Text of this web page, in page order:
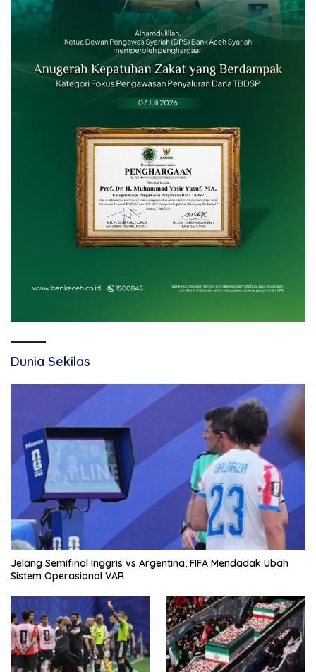
Dunia Sekilas
Jelang Semifinal Inggris vs Argentina, FIFA Mendadak Ubah
Sistem Operasional VAR